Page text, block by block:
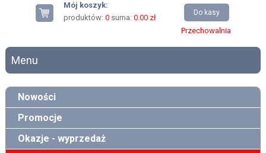
Mój koszyk:
produktów: 0suma: 0.00 zł
Do kasy
Przechowalnia
Menu
Nowości
Promocje
Okazje - wyprzedaż